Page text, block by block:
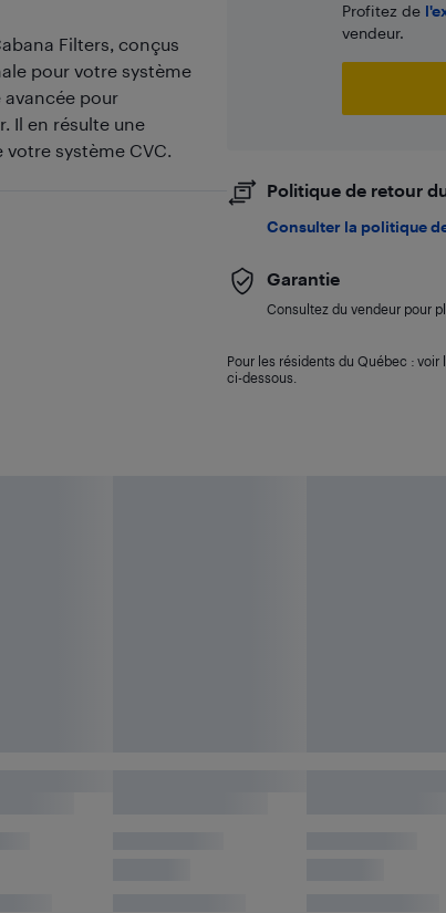
Filters, conçus
pour votre système
pour
Il en résulte une
système CVC.
Profitez de
vendeur.
Politique de retour
Consulter la politique
Garantie
Consultez du vendeur pour
Pour les résidents du Québec :
ci-dessous.